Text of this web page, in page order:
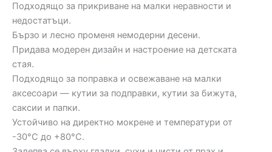
Подходящо за прикриване на малки неравности и
недостатъци.
Бързо и лесно променя немодерни десени.
Придава модерен дизайн и настроение на детската
стая.
Подходящо за поправка и освежаване на малки
аксесоари — кутии за подправки, кутии за бижута,
саксии и папки.
Устойчиво на директно мокрене и температури от
-30°C до +80°C.